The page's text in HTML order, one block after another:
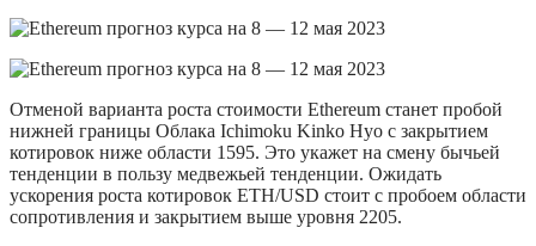
Отменой варианта роста стоимости Ethereum станет пробой
нижней границы Облака Ichimoku Kinko Hyo с закрытием
котировок ниже области 1595. Это укажет на смену бычьей
тенденции в пользу медвежьей тенденции. Ожидать
ускорения роста котировок ETH/USD стоит с пробоем области
сопротивления и закрытием выше уровня 2205.